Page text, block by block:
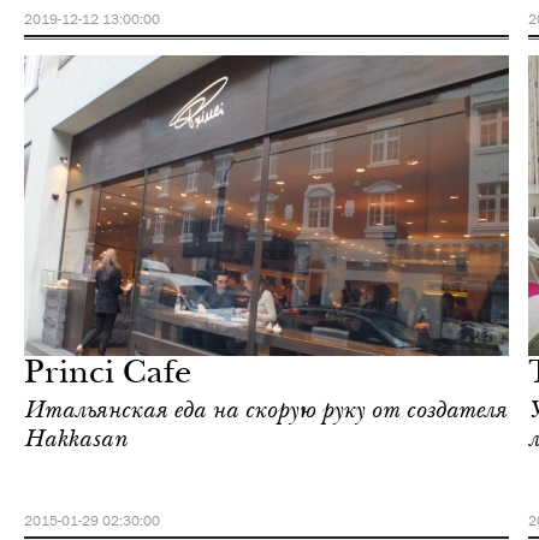
2019-12-12 13:00:00
Princi Сafe
Итальянская еда на скорую руку от создателя
Hakkasan
2015-01-29 02:30:00